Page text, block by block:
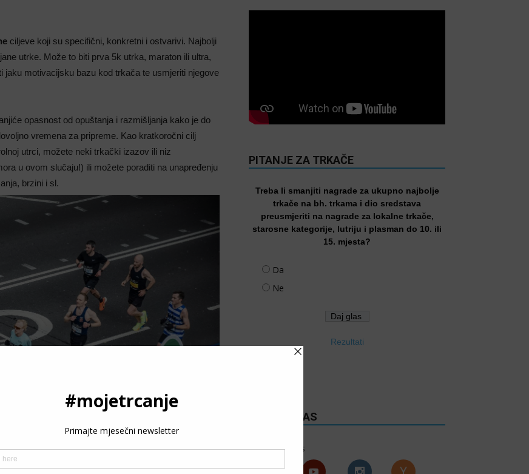
ciljeve koji su specifični, konkretni i ostvarivi. Najbolji
utrke. Može to biti prva 5k utrka, maraton ili ultra,
motivacijsku bazu kod trkača te usmjeriti njegove
opasnost od opuštanja i razmišljanja kako je do
vremena za pripreme. Kao kratkoročni cilj
utrci, možete neki trkački izazov ili niz
u ovom slučaju!) ili možete poraditi na unapređenju
brzini i sl.
PITANJE ZA TRKAČE
Treba li smanjiti nagrade za ukupno najbolje
trkače na bh. trkama i dio sredstava
preusmjeriti na nagrade za lokalne trkače,
starosne kategorije, lutriju i plasman do 10. ili
15. mjesta?
Da
Ne
Rezultati
PRATITE NAS
36k Follows